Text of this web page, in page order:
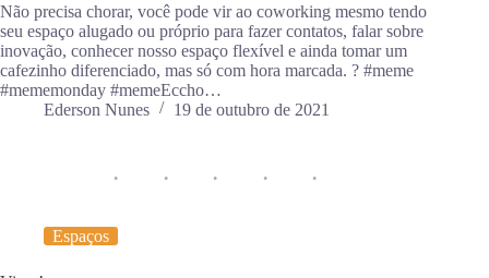
Não precisa chorar, você pode vir ao coworking mesmo tendo
seu espaço alugado ou próprio para fazer contatos, falar sobre
inovação, conhecer nosso espaço flexível e ainda tomar um
cafezinho diferenciado, mas só com hora marcada. ? #meme
#mememonday #memeEccho…
Ederson Nunes
19 de outubro de 2021
Espaços